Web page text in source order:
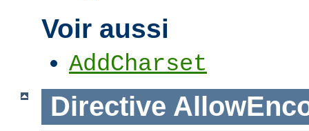
Voir aussi
AddCharset
Directive